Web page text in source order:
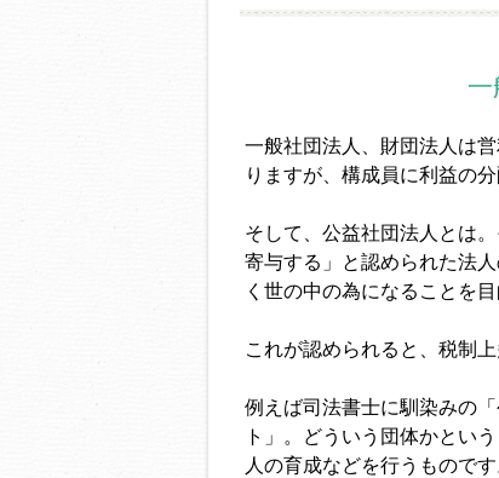
一般社団法人、財団法人は
りますが、構成員に利益の
そして、公益社団法人とは
寄与する」と認められた法
く世の中の為になることを
これが認められると、税制
例えば司法書士に馴染みの
ト」。どういう団体かとい
人の育成などを行うものです